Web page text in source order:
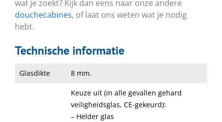
wat je zoekt? Kijk dan eens naar onze andere
douchecabines, of laat ons weten wat je nodig
hebt.
Technische informatie
Glasdikte 8 mm.
Keuze uit (in alle gevallen gehard
veiligheidsglas, CE-gekeurd):
– Helder glas